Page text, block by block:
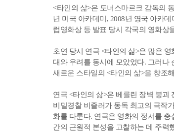
<타인의 삶>은 도너스마르크 감독의
년 미국 아카데미, 2008년 영국 아카
럽영화상 등 발표 당시 각국의 영화상
초연 당시 연극 <타인의 삶>은 많은
대와 우려를 동시에 모았었다. 그러나
새로운 스타일의 <타인의 삶>을 창조
연극 <타인의 삶>은 베를린 장벽 붕
비밀경찰 비즐러가 동독 최고의 극작
화를 다룬다. 연극은 영화의 정서를
간의 근원적 본성을 고찰하는 데 주력